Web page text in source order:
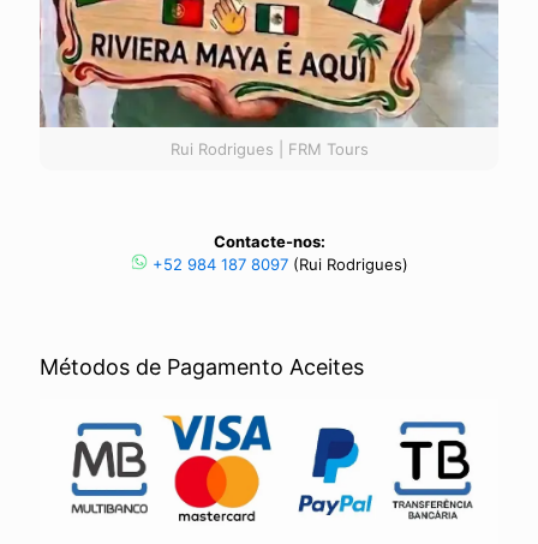
Rui Rodrigues | FRM Tours
Contacte-nos:
+52 984 187 8097(Rui Rodrigues)
Métodos de Pagamento Aceites